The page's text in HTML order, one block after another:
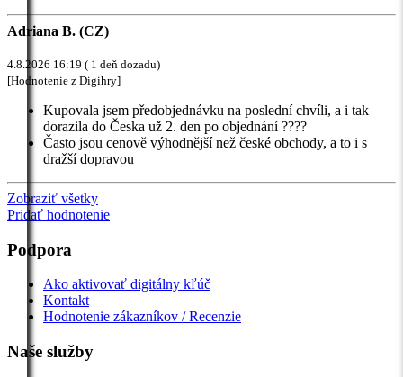
Adriana B. (CZ)
4.8.2026 16:19 ( 1 deň dozadu)
[Hodnotenie z Digihry]
Kupovala jsem předobjednávku na poslední chvíli, a i tak
dorazila do Česka už 2. den po objednání ????
Často jsou cenově výhodnější než české obchody, a to i s
dražší dopravou
Zobraziť všetky
Pridať hodnotenie
Podpora
Ako aktivovať digitálny kľúč
Kontakt
Hodnotenie zákazníkov / Recenzie
Naše služby